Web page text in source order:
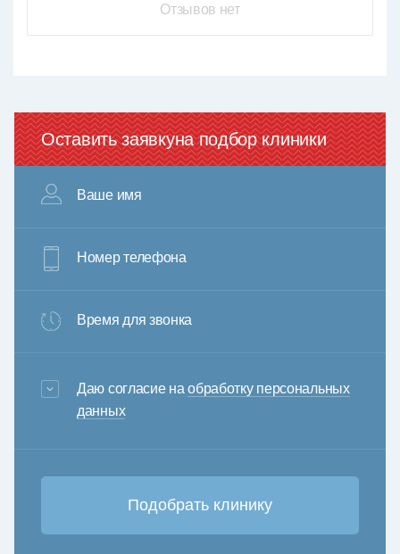
Отзывов нет
Оставить заявкуна подбор клиники
Ваше имя
Номер телефона
Время для звонка
3+6=
Даю согласие наобработку персональных
данных